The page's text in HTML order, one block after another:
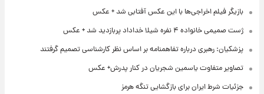
بازیگر فیلم اخراجی‌ها با این عکس آفتابی شد + عکس
ژست صمیمی خانواده ۴ نفره شیلا خداداد پربازدید شد + عکس
پزشکیان: رهبری درباره تفاهمنامه بر اساس نظر کارشناسی تصمیم گرفتند
تصاویر متفاوت یاسمین شجریان در کنار پدرش+ عکس
جزئیات شرط ایران برای بازگشایی تنگه هرمز